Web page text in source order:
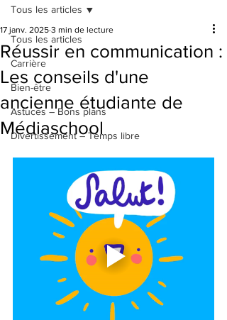
Tous les articles
Carrière
Bien-être
Astuces – Bons plans
Divertissement – Temps libre
Tous les articles
Réussir en communication :
Les conseils d'une
ancienne étudiante de
Médiaschool
17 janv. 2025 3 min de lecture